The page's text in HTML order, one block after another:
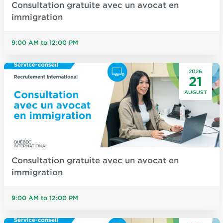
Consultation gratuite avec un avocat en
immigration
9:00 AM to 12:00 PM
2026
21
AUGUST
Consultation gratuite avec un avocat en
immigration
9:00 AM to 12:00 PM